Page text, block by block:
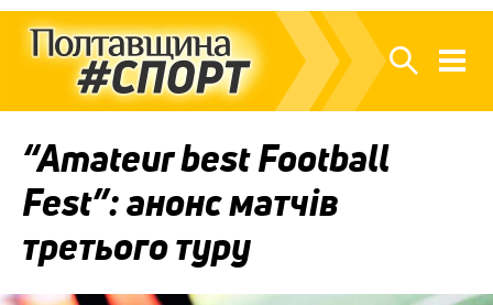
“Amateur best Football
Fest”: анонс матчів
третього туру